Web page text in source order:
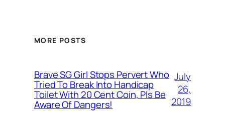
MORE POSTS
Brave SG Girl Stops Pervert Who
Tried To Break Into Handicap
Toilet With 20 Cent Coin, Pls Be
Aware Of Dangers!
July
26,
2019